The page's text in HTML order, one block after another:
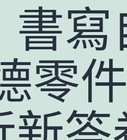
寫
零